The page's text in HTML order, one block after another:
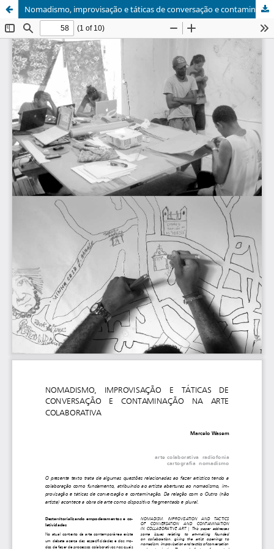
Nomadismo, improvisação e táticas de conversação e contaminação na arte colaborativa